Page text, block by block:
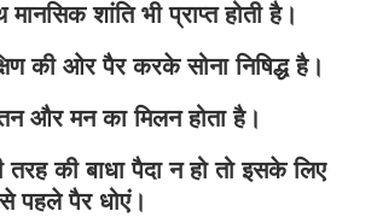
शांति भी प्राप्त होती है।
की ओर पैर करके सोना निषिद्ध है।
और मन का मिलन होता है।
तरह की बाधा पैदा न हो तो इसके लिए
पहले पैर धोएं।